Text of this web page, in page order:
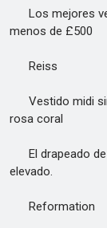
Los mejores
menos de £500
Reiss
Vestido midi sin
rosa coral
El drapeado de
elevado.
Reformation